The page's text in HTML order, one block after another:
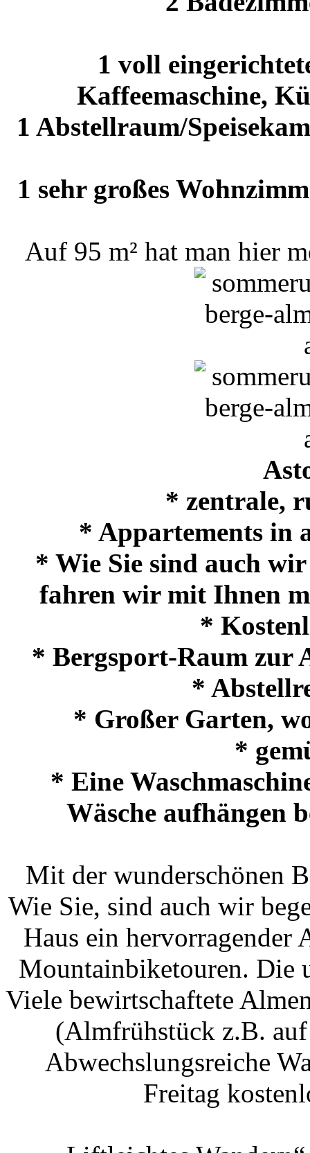
1 voll
Kaffeemaschine,
1 Abstellraum/
1 sehr großes
Auf 95 m² hat man hier
* zentrale,
* Appartements in
* Wie Sie sind auch
fahren wir mit Ihnen
*
* Bergsport-Raum zur
*
* Großer Garten,
*
* Eine
Wäsche aufhängen
Mit der wunderschönen
Wie Sie, sind auch wir
Haus ein hervorragender
Mountainbiketouren. Die
Viele bewirtschaftete
(Almfrühstück z.B. auf
Abwechslungsreiche
Freitag